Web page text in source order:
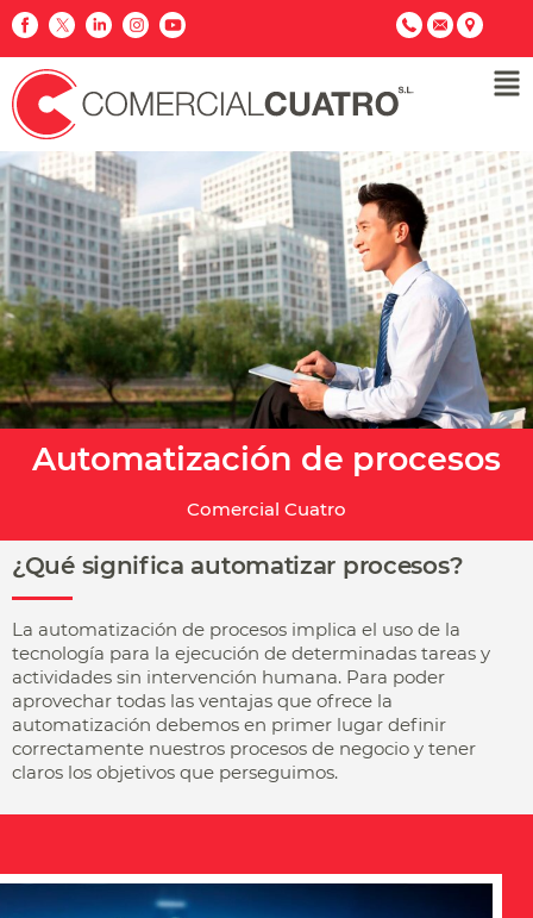
Automatización de procesos
Comercial Cuatro
¿Qué significa automatizar procesos?
La automatización de procesos implica el uso de la
tecnología para la ejecución de determinadas tareas y
actividades sin intervención humana. Para poder
aprovechar todas las ventajas que ofrece la
automatización debemos en primer lugar definir
correctamente nuestros procesos de negocio y tener
claros los objetivos que perseguimos.